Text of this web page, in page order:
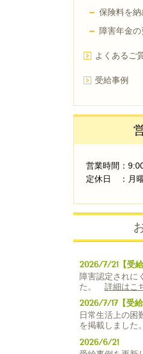
保険料を納
障害年金
よくあるご
受給事例
営業時間：
定休日 ：月
2026/7/21【受給
障害認定されに
た。 詳細はこ
2026/7/17【受給
日常生活上の困
を掲載しました
2026/6/21